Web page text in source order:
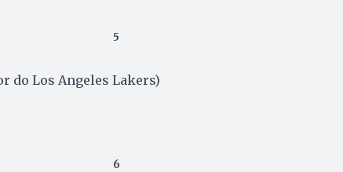
5
do Los Angeles Lakers)
6